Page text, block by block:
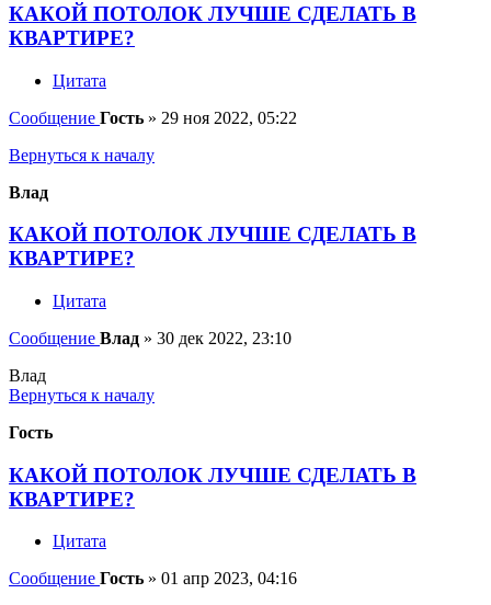
КАКОЙ ПОТОЛОК ЛУЧШЕ СДЕЛАТЬ В
КВАРТИРЕ?
Цитата
Сообщение Гость » 29 ноя 2022, 05:22
Вернуться к началу
Влад
КАКОЙ ПОТОЛОК ЛУЧШЕ СДЕЛАТЬ В
КВАРТИРЕ?
Цитата
Сообщение Влад » 30 дек 2022, 23:10
Влад
Вернуться к началу
Гость
КАКОЙ ПОТОЛОК ЛУЧШЕ СДЕЛАТЬ В
КВАРТИРЕ?
Цитата
Сообщение Гость » 01 апр 2023, 04:16